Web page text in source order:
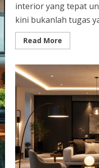
interior yang tepat
kini bukanlah tugas
Read More
more
Memilih
Interior
Keren
untuk
Ruang
Minimalis
Masa
yang
Stylish
dan